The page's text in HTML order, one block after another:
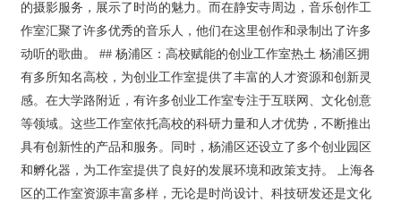
的摄影服务，展示了时尚的魅力。而在静安寺周边，音乐创作工
作室汇聚了许多优秀的音乐人，他们在这里创作和录制出了许多
动听的歌曲。 ## 杨浦区：高校赋能的创业工作室热土 杨浦区拥
有多所知名高校，为创业工作室提供了丰富的人才资源和创新灵
感。在大学路附近，有许多创业工作室专注于互联网、文化创意
等领域。这些工作室依托高校的科研力量和人才优势，不断推出
具有创新性的产品和服务。同时，杨浦区还设立了多个创业园区
和孵化器，为工作室提供了良好的发展环境和政策支持。 上海各
区的工作室资源丰富多样，无论是时尚设计、科技研发还是文化